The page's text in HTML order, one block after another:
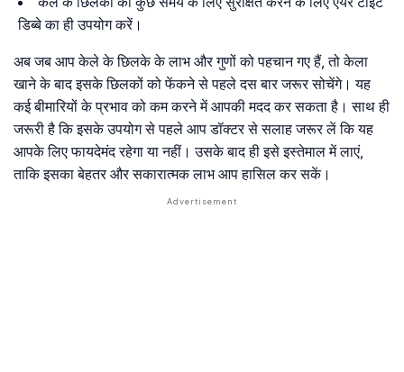
डिब्बे का ही उपयोग करें।
अब जब आप केले के छिलके के लाभ और गुणों को पहचान गए हैं, तो केला
खाने के बाद इसके छिलकों को फेंकने से पहले दस बार जरूर सोचेंगे। यह
कई बीमारियों के प्रभाव को कम करने में आपकी मदद कर सकता है। साथ ही
जरूरी है कि इसके उपयोग से पहले आप डॉक्टर से सलाह जरूर लें कि यह
आपके लिए फायदेमंद रहेगा या नहीं। उसके बाद ही इसे इस्तेमाल में लाएं,
ताकि इसका बेहतर और सकारात्मक लाभ आप हासिल कर सकें।